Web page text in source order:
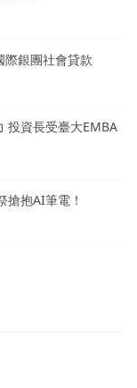
際銀團社會貸款
投資長受臺大EMBA
搶抱AI筆電！